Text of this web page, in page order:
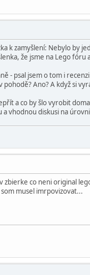
k zamyšlení: Nebylo by
že jsme na Lego fóru
- psal jsem o tom i
pohodě? Ano? A když si
a co by šlo vyrobit
a vhodnou diskusi na
co neni original
musel imrpovizovat...